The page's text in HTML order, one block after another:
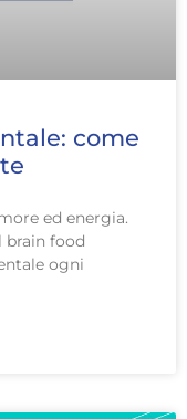
come
ed energia.
brain food
ogni